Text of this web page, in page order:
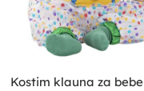
Kostim klauna za bebe